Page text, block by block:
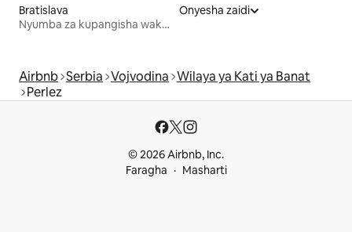
Bratislava
Nyumba za kupangisha wakati wa likizo
Onyesha zaidi
Airbnb Serbia Vojvodina Wilaya ya Kati ya Banat
Perlez
© 2026 Airbnb, Inc.
Faragha
Masharti